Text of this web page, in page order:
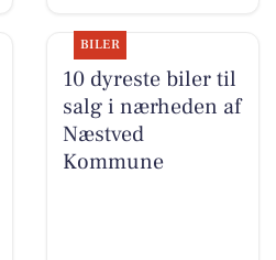
BILER
10 dyreste biler til
salg i nærheden af
Næstved
Kommune